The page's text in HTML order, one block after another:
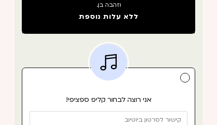
וזהבה בן.
ללא עלות נוספת
אני רוצה לבחור קליפ ספציפי!